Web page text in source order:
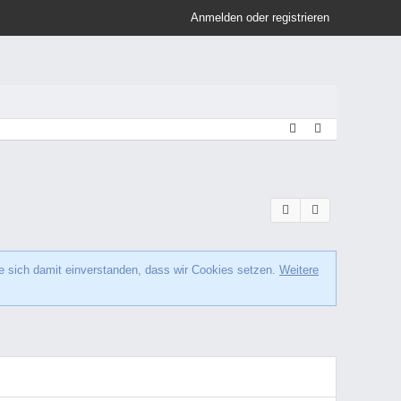
Anmelden oder registrieren
sich damit einverstanden, dass wir Cookies setzen. Weitere